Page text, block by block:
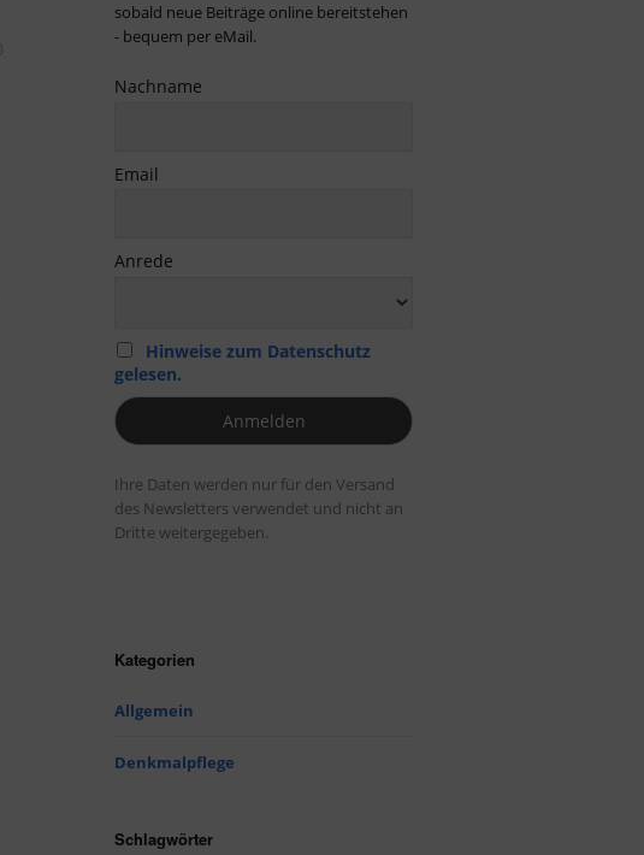
sobald neue Beiträge online bereitstehen
- bequem per eMail.
Nachname
Email
Anrede
Hinweise zum Datenschutz
gelesen.
Ihre Daten werden nur für den Versand
des Newsletters verwendet und nicht an
Dritte weitergegeben.
Kategorien
Allgemein
Denkmalpflege
Schlagwörter